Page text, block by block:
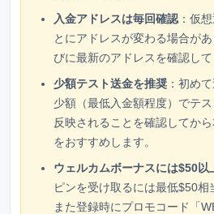
入金アドレスは毎回確認 ：仮
とにアドレスが変わる場合が
びに最新のアドレスを確認して
少額テスト送金を推奨 ：初め
少額（最低入金額程度）でテ
反映されることを確認してか
をおすすめします。
ウェルカムボーナスには$50以
ピンを受け取るには最低$50相
また登録時にプロモコード「